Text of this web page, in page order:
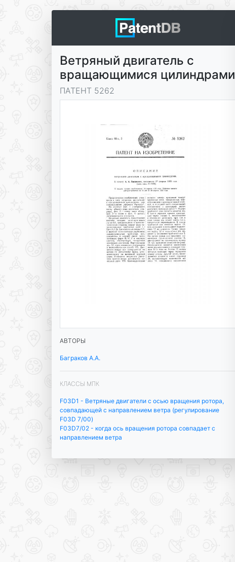
Ветряный двигатель с
вращающимися цилиндрами
ПАТЕНТ 5262
АВТОРЫ
Баграков А.А.
КЛАССЫ МПК
F03D1 - Ветряные двигатели с осью вращения ротора,
совпадающей с направлением ветра (регулирование
F03D 7/00)
F03D7/02 - когда ось вращения ротора совпадает с
направлением ветра